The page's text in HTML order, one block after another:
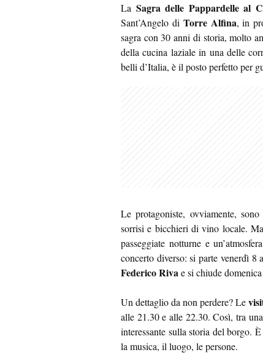
La Sagra delle Pappardelle al
Sant’Angelo di Torre Alfina, in
sagra con 30 anni di storia, molto
della cucina laziale in una delle
belli d’Italia, è il posto perfetto per
Le protagoniste, ovviamente, sono
sorrisi e bicchieri di vino locale.
passeggiate notturne e
concerto diverso: si parte venerdì 8
Federico Rivae si chiude
Un dettaglio da non perdere? Le
alle 21.30 e alle 22.30. Così, tra
interessante sulla storia del borgo.
la musica, il luogo, le persone.